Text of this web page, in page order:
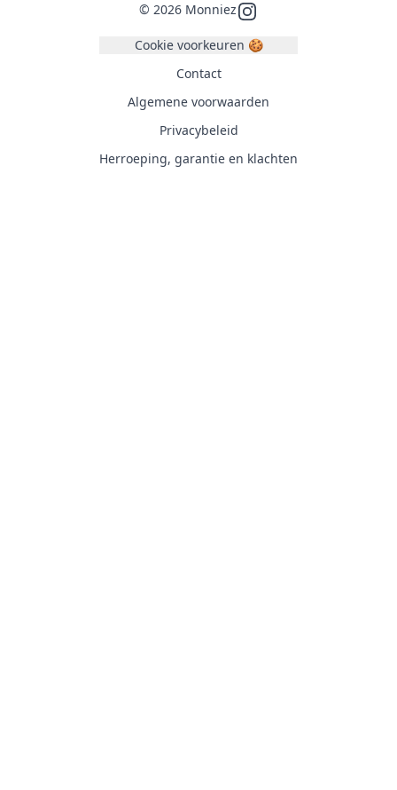
© 2026 MonniezInstagram
Cookie voorkeuren 🍪
Contact
Algemene voorwaarden
Privacybeleid
Herroeping, garantie en klachten